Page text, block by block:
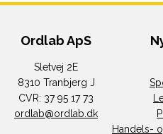
Ordlab ApS
Sletvej 2E
8310 Tranbjerg J
CVR: 37 95 17 73
ordlab@ordlab.dk
Handels-